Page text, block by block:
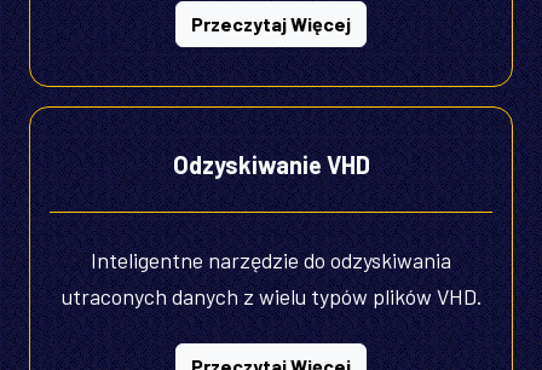
Przeczytaj Więcej
Odzyskiwanie VHD
Inteligentne narzędzie do odzyskiwania
utraconych danych z wielu typów plików VHD.
Przeczytaj Więcej